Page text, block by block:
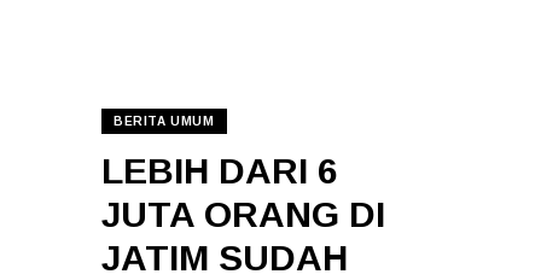
BERITA UMUM
LEBIH DARI 6
JUTA ORANG DI
JATIM SUDAH